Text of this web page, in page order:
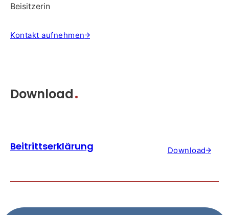
Beisitzerin
Kontakt aufnehmen
Download
Beitrittserklärung Download